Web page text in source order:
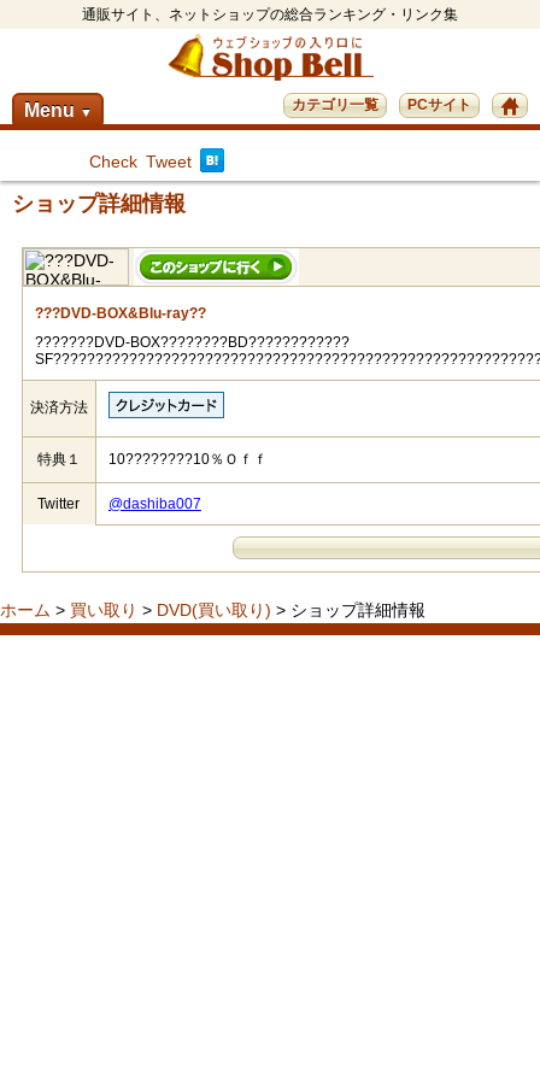
通販サイト、ネットショップの総合ランキング・リンク集
Menu ▼ PCサイト
カテゴリ一覧
Check Tweet
ショップ詳細情報
???DVD-BOX&Blu-ray??
???????DVD-BOX????????BD????????????
決済方法
特典１ 10????????10％Ｏｆｆ
Twitter @dashiba007
ホーム > 買い取り > DVD(買い取り) > ショップ詳細情報